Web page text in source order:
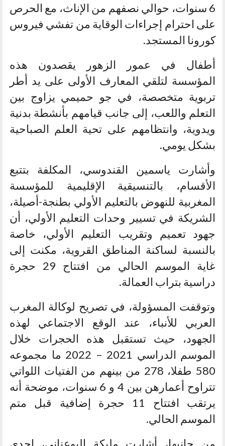
6 سنوات، حوالي نصفهم من الإناث، مع الحرص
على احترام إجراءات الوقاية من تفشي فيروس
كورونا المستجد.
أطفال في عمور الزهور يقصدون هذه
المؤسسة لتلقي المعارف الأولى على يد أطر
تربوية متخصصة، في جو حميمي يزاوج بين
التعلم واللعب، إلى جانب قيامهم بأنشطة بدنية
ويدوية، وانتظامهم على تحية العلم الصباحية
بشكل يومي.
وأشارت ياسمين القندوسي، المكلفة بتتبع
الأقسام، بالتنسيقية الإقليمية للمؤسسة
المغربية للنهوض بالتعليم الأولي بطنجة-أصيلة،
الشريكة في تسيير وحدات التعليم الأولي، أن
جهود تعميم وتقريب التعليم الأولي، خاصة
بالنسبة لساكنة المناطق القروية، مكنت إلى
غاية الموسم الحالي من افتتاح 29 حجرة
دراسية بتراب العمالة.
وتوقفت المسؤولة، في تصريح لوكالة المغرب
العربي للأنباء، عند الوقع الاجتماعي لهذه
الجهود، حيث تستقبل هذه الحجرات خلال
الموسم الدراسي 2021 – 2022 ما مجموعه
580 طفلا، 278 من بينهم من الفتيات اللواتي
تتراوح أعمارهن بين 4 و 6 سنوات، موضحة أنه
يرتقب افتتاح 11 حجرة إضافية قبل متم
الموسم الحالي.
من جانبها، أشارت مليكة البوعناني، إحدى